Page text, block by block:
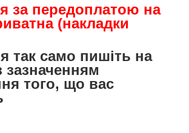
за передоплатою на
(накладки
так само пишіть на
зазначенням
того, що вас